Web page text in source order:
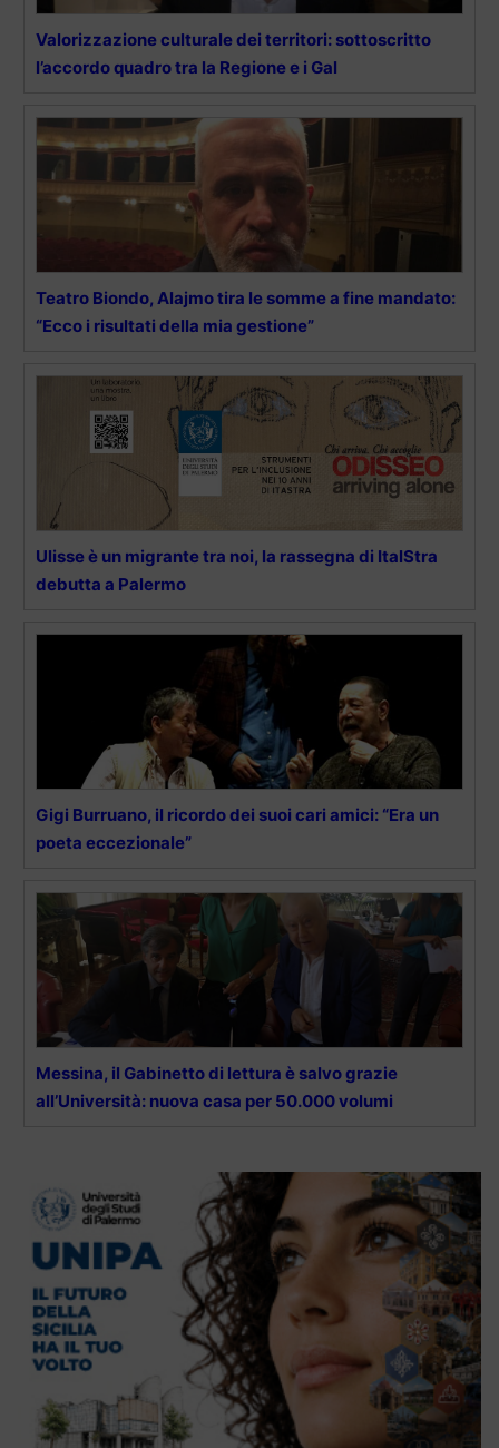
Valorizzazione culturale dei territori: sottoscritto
l’accordo quadro tra la Regione e i Gal
Teatro Biondo, Alajmo tira le somme a fine mandato:
“Ecco i risultati della mia gestione”
Ulisse è un migrante tra noi, la rassegna di ItalStra
debutta a Palermo
Gigi Burruano, il ricordo dei suoi cari amici: “Era un
poeta eccezionale”
Messina, il Gabinetto di lettura è salvo grazie
all’Università: nuova casa per 50.000 volumi